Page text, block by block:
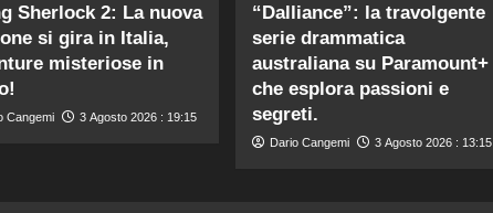
Sherlock 2: La nuova
si gira in Italia,
misteriose in
Cangemi 3 Agosto 2026 : 19:15
“Dalliance”: la travolgente
serie drammatica
australiana su Paramount+
che esplora passioni e
segreti.
Dario Cangemi 3 Agosto 2026 : 13:15